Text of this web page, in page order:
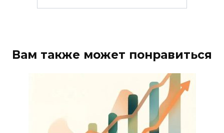
Вам также может понравиться